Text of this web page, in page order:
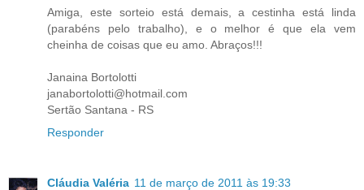
Amiga, este sorteio está demais, a cestinha está linda
(parabéns pelo trabalho), e o melhor é que ela vem
cheinha de coisas que eu amo. Abraços!!!
Janaina Bortolotti
janabortolotti@hotmail.com
Sertão Santana - RS
Responder
Cláudia Valéria 11 de março de 2011 às 19:33